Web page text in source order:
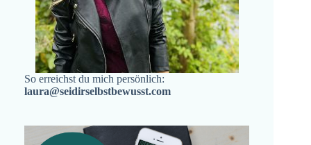
So erreichst du mich persönlich:
laura@seidirselbstbewusst.com